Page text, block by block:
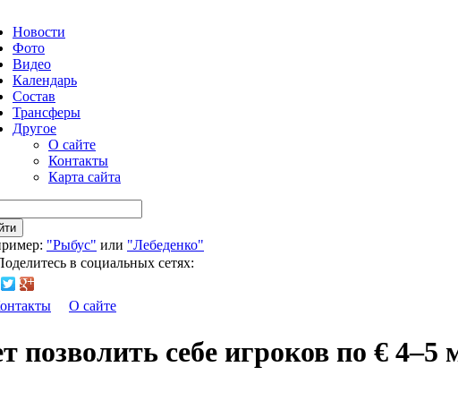
Новости
Фото
Видео
Календарь
Состав
Трансферы
Другое
О сайте
Контакты
Карта сайта
"Рыбус" или "Лебеденко"
в социальных сетях:
О сайте
позволить себе игроков по € 4–5